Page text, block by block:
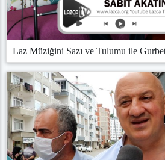
Laz Müziğini Sazı ve Tulumu ile